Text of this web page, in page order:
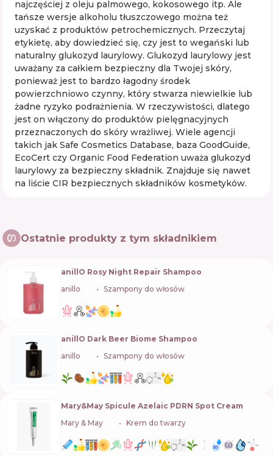
najczęściej z oleju palmowego, kokosowego itp. Ale
tańsze wersje alkoholu tłuszczowego można też
uzyskać z produktów petrochemicznych. Przeczytaj
etykietę, aby dowiedzieć się, czy jest to wegański lub
naturalny glukozyd laurylowy. Glukozyd laurylowy jest
uważany za całkiem bezpieczny dla Twojej skóry,
ponieważ jest to bardzo łagodny środek
powierzchniowo czynny, który stwarza niewielkie lub
żadne ryzyko podrażnienia. W rzeczywistości, dlatego
jest on włączony do produktów pielęgnacyjnych
przeznaczonych do skóry wrażliwej. Wiele agencji
takich jak Safe Cosmetics Database, baza GoodGuide,
EcoCert czy Organic Food Federation uważa glukozyd
laurylowy za bezpieczny składnik. Znajduje się nawet
na liście CIR bezpiecznych składników kosmetyków.
Ostatnie produkty z tym składnikiem
anillO Rosy Night Repair Shampoo
anillo
Szampony do włosów
anillO Dark Beer Biome Shampoo
anillo
Szampony do włosów
Mary&May Spicule Azelaic PDRN Spot Cream
Mary & May
Krem do twarzy